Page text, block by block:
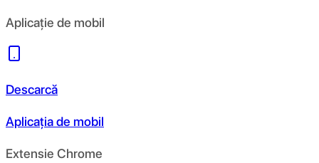
Aplicație de mobil
Descarcă
Aplicația de mobil
Extensie Chrome